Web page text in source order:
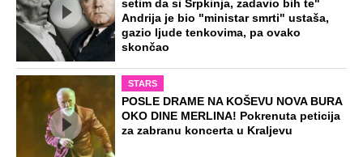
Dino Merlin lagao 30 godina o
najpoznatijem hitu Cece? Jednom
rečenicom ga sasekla i tek sad otkrila